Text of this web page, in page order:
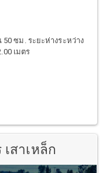
50 ซม. ระยะห่างระหว่าง
เมตร
สาเหล็ก